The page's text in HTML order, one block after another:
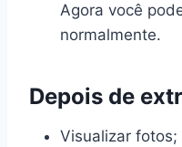
Agora você
normalmente.
Depois de
Visualizar fotos;